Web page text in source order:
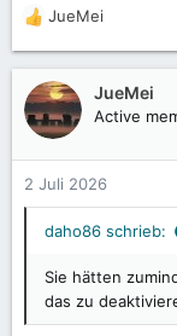
R
e
a
k
t
o
n
JueMei
JueMei
Active
2 Juli 2026
daho86 schrieb:
Sie hätten
das zu